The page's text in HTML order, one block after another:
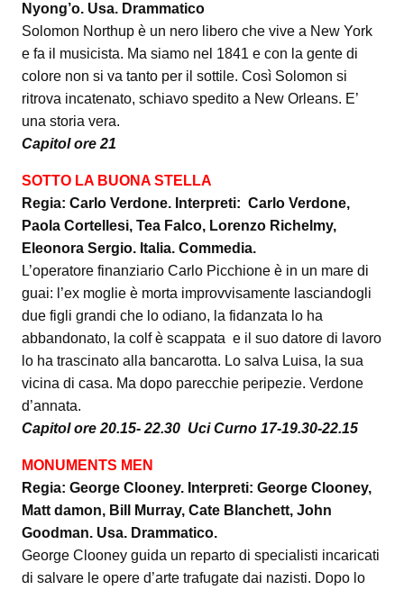
Nyong’o. Usa. Drammatico
Solomon Northup è un nero libero che vive a New York
e fa il musicista. Ma siamo nel 1841 e con la gente di
colore non si va tanto per il sottile. Così Solomon si
ritrova incatenato, schiavo spedito a New Orleans. E’
una storia vera.
Capitol ore 21
SOTTO LA BUONA STELLA
Regia: Carlo Verdone. Interpreti: Carlo Verdone,
Paola Cortellesi, Tea Falco, Lorenzo Richelmy,
Eleonora Sergio. Italia. Commedia.
L’operatore finanziario Carlo Picchione è in un mare di
guai: l’ex moglie è morta improvvisamente lasciandogli
due figli grandi che lo odiano, la fidanzata lo ha
abbandonato, la colf è scappata e il suo datore di lavoro
lo ha trascinato alla bancarotta. Lo salva Luisa, la sua
vicina di casa. Ma dopo parecchie peripezie. Verdone
d’annata.
Capitol ore 20.15- 22.30 Uci Curno 17-19.30-22.15
MONUMENTS MEN
Regia: George Clooney. Interpreti: George Clooney,
Matt damon, Bill Murray, Cate Blanchett, John
Goodman. Usa. Drammatico.
George Clooney guida un reparto di specialisti incaricati
di salvare le opere d’arte trafugate dai nazisti. Dopo lo